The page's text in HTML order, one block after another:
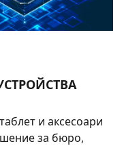
и аксесоари
за бюро,